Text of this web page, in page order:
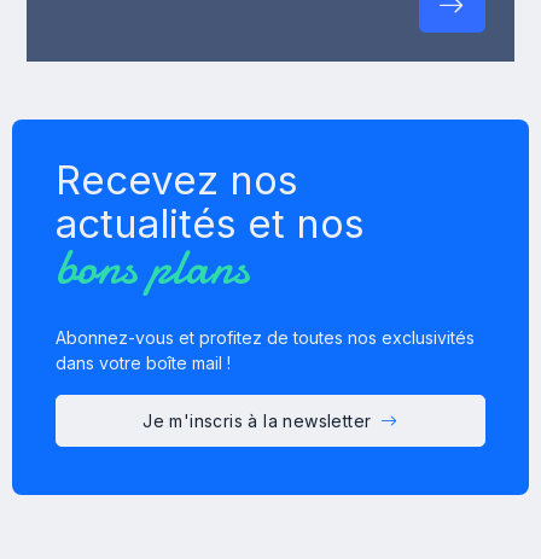
Recevez nos
actualités et nos
bons plans
Abonnez-vous et profitez de toutes nos exclusivités
dans votre boîte mail !
Je m'inscris à la newsletter